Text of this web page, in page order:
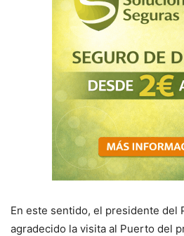
En este sentido, el presidente del
agradecido la visita al Puerto del